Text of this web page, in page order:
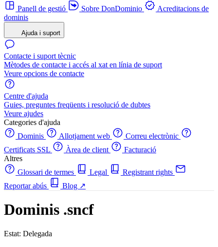
Panell de gestió
Sobre DonDominio
Acreditacions de
dominis
Ajuda i suport
Contacte i suport tècnic
Mètodes de contacte i accés al xat en línia de suport
Veure opcions de contacte
Centre d'ajuda
Guies, preguntes freqüents i resolució de dubtes
Veure ajudes
Categories d'ajuda
Dominis
Allotjament web
Correu electrònic
Certificats SSL
Àrea de client
Facturació
Altres
Glossari de termes
Legal
Registrant rights
Reportar abús
Blog ↗
Dominis .sncf
Estat: Delegada